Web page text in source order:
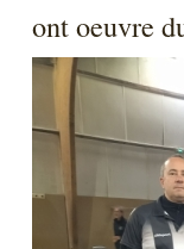
ont oeuvre